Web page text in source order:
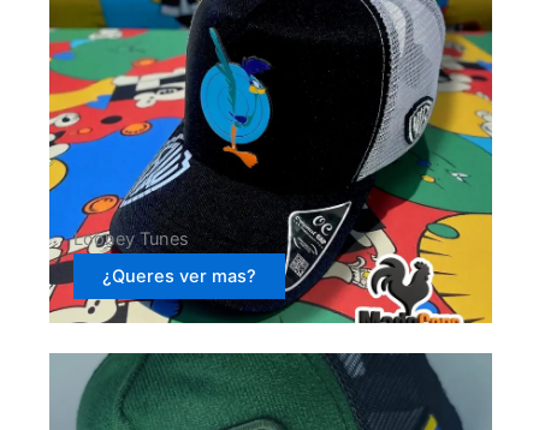
Looney Tunes
¿Queres ver mas?